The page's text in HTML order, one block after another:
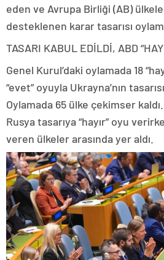
eden ve Avrupa Birliği (AB)
desteklenen karar tasarısı
TASARI KABUL EDİLDİ, ABD
Genel Kurul’daki oylamada 18
“evet” oyuyla Ukrayna’nın
Oylamada 65 ülke çekimser
Rusya tasarıya “hayır” oyu
veren ülkeler arasında yer aldı.